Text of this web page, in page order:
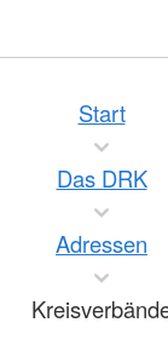
Start
Das DRK
Adressen